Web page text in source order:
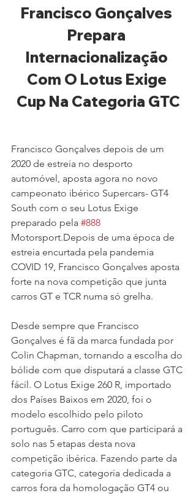
Francisco Gonçalves
Prepara
Internacionalização
Com O Lotus Exige
Cup Na Categoria GTC
Francisco Gonçalves depois de um
2020 de estreia no desporto
automóvel, aposta agora no novo
campeonato ibérico Supercars- GT4
South com o seu Lotus Exige
preparado pela #888
Motorsport.Depois de uma época de
estreia encurtada pela pandemia
COVID 19, Francisco Gonçalves aposta
forte na nova competição que junta
carros GT e TCR numa só grelha.
Desde sempre que Francisco
Gonçalves é fã da marca fundada por
Colin Chapman, tornando a escolha do
bólide com que disputará a classe GTC
fácil. O Lotus Exige 260 R, importado
dos Países Baixos em 2020, foi o
modelo escolhido pelo piloto
português. Carro com que participará a
solo nas 5 etapas desta nova
competição ibérica. Fazendo parte da
categoria GTC, categoria dedicada a
carros fora da homologação GT4 ou